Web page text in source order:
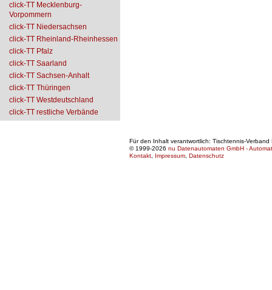
click-TT Mecklenburg-
Vorpommern
click-TT Niedersachsen
click-TT Rheinland-Rheinhessen
click-TT Pfalz
click-TT Saarland
click-TT Sachsen-Anhalt
click-TT Thüringen
click-TT Westdeutschland
click-TT restliche Verbände
Für den Inhalt verantwortlich: Tischtennis-
© 1999-2026 nu Datenautomaten GmbH -
Kontakt
Impressum Datenschutz